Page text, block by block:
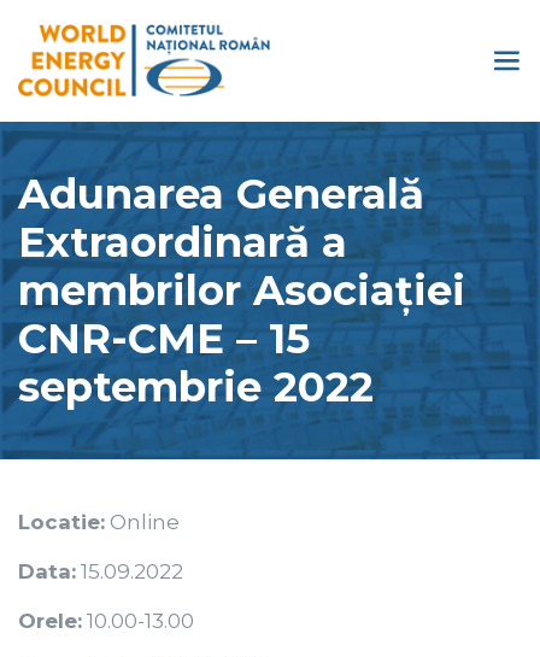
Adunarea Generală
Extraordinară a
membrilor Asociației
CNR-CME – 15
septembrie 2022
Locatie: Online
Data: 15.09.2022
Orele: 10.00-13.00